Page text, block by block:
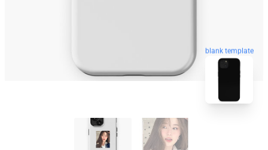
blank template